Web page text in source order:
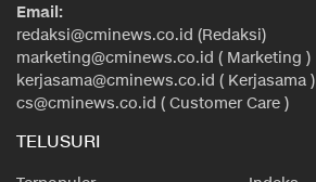
Email:
redaksi@cminews.co.id (Redaksi)
marketing@cminews.co.id ( Marketing )
kerjasama@cminews.co.id ( Kerjasama )
cs@cminews.co.id ( Customer Care )
TELUSURI